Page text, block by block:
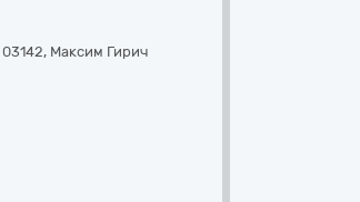
03142, Максим Гирич